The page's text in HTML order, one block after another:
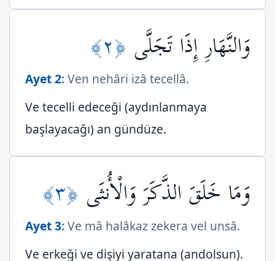
وَالنَّهَارِ إِذَا تَجَلَّى ﴿٢﴾
Ayet 2:Ven nehâri izâ tecellâ.
Ve tecelli edeceği (aydınlanmaya
başlayacağı) an gündüze.
وَمَا خَلَقَ الذَّكَرَ وَالْأُنثَى ﴿٣﴾
Ayet 3:Ve mâ halâkaz zekera vel unsâ.
Ve erkeği ve dişiyi yaratana (andolsun).